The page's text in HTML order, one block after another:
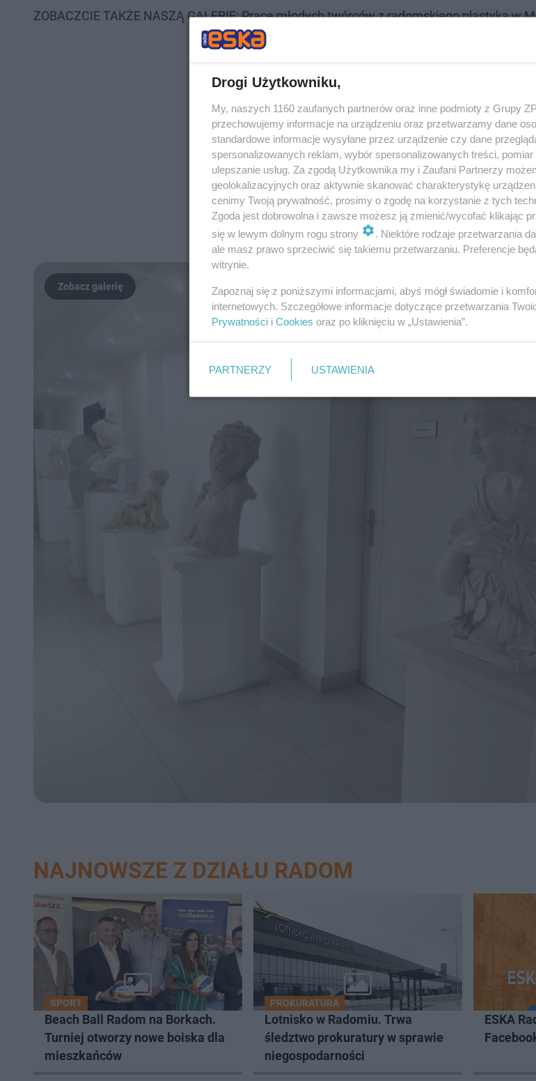
ZOBACZCIE TAKŻE NASZĄ GALERIĘ: Prace młodych twórców z radomskiego plastyka w
NAJNOWSZE Z DZIAŁU RADOM
SPORT
Beach Ball Radom na Borkach.
Turniej otworzy nowe boiska dla
mieszkańców
PROKURATURA
Lotnisko w Radomiu. Trwa
śledztwo prokuratury w sprawie
niegospodarności
ESKA
Drogi Użytkowniku,
My, naszych 1160 zaufanych partnerów oraz inne podmioty z Grupy
przechowujemy informacje na urządzeniu oraz przetwarzamy dane
standardowe informacje wysyłane przez urządzenie czy dane
spersonalizowanych reklam, wybór spersonalizowanych treści,
ulepszanie usług. Za zgodą Użytkownika my i Zaufani Partnerzy
geolokalizacyjnych oraz aktywnie skanować charakterystykę
cenimy Twoją prywatność, prosimy o zgodę na korzystanie z tych
Zgoda jest dobrowolna i zawsze możesz ją zmienić/wycofać klikając
się w lewym dolnym rogu strony
. Niektóre rodzaje przetwarzania
ale masz prawo sprzeciwić się takiemu przetwarzaniu. Preferencje
witrynie.
Zapoznaj się z poniższymi informacjami, abyś mógł świadomie i
internetowych. Szczegółowe informacje dotyczące przetwarzania
Prywatności i Cookies oraz po kliknięciu w „Ustawienia”.
PARTNERZY USTAWIENIA